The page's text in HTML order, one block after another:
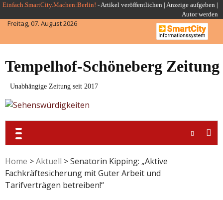
Skip
to
content
Einfach.SmartCity.Machen:Berlin! -Artikel veröffentlichen | Anzeige aufgeben |
Autor werden
Freitag, 07. August 2026
Tempelhof-Schöneberg Zeitung
Unabhängige Zeitung seit 2017
Home >Aktuell >Senatorin Kipping: „Aktive
Fachkräftesicherung mit Guter Arbeit und
Tarifverträgen betreiben!“